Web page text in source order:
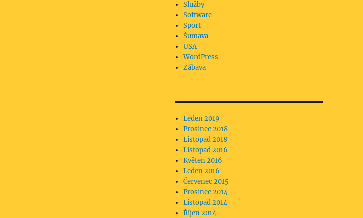
Služby
Software
Sport
Šumava
USA
WordPress
Zábava
Leden 2019
Prosinec 2018
Listopad 2018
Listopad 2016
Květen 2016
Leden 2016
Červenec 2015
Prosinec 2014
Listopad 2014
Říjen 2014